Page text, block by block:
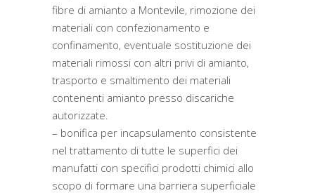
fibre di amianto a Montevile, rimozione dei
materiali con confezionamento e
confinamento, eventuale sostituzione dei
materiali rimossi con altri privi di amianto,
trasporto e smaltimento dei materiali
contenenti amianto presso discariche
autorizzate.
– bonifica per incapsulamento consistente
nel trattamento di tutte le superfici dei
manufatti con specifici prodotti chimici allo
scopo di formare una barriera superficiale